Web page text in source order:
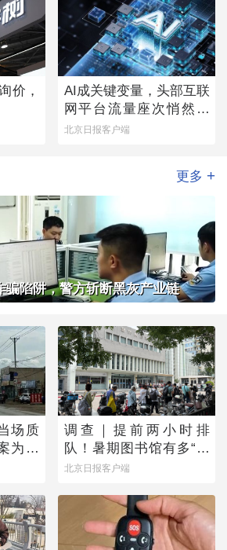
价，
AI成关键变量，头部互联
网平台流量座次悄然生
变
北京日报客户端
更多 +
骗陷阱，警方斩断黑灰产业链
场质
为何
调查｜提前两小时排
队！暑期图书馆有多“一
座难求”？
北京日报客户端